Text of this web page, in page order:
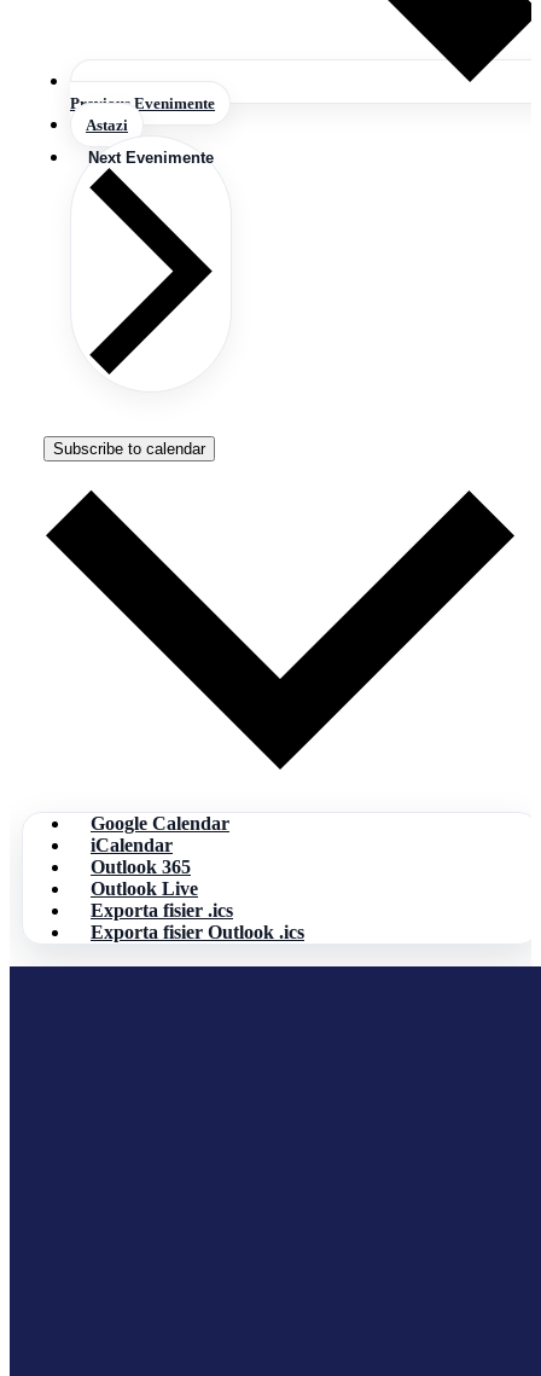
Previous Evenimente
Astazi
Next Evenimente
Subscribe to calendar
Google Calendar
iCalendar
Outlook 365
Outlook Live
Exporta fisier .ics
Exporta fisier Outlook .ics